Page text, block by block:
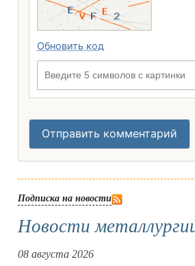
Обновить код
Отправить комментарий
Подписка на новости
Новости
08 августа 2026